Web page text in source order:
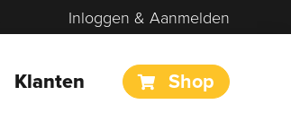
Inloggen & Aanmelden
Klanten Shop